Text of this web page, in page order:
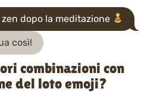
dopo la meditazione
così!
combinazioni con
del loto emoji?